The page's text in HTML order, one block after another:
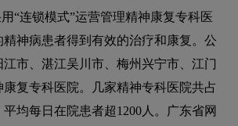
“连锁模式”运营管理精神康复专科医
精神病患者得到有效的治疗和康复。公
市、湛江吴川市、梅州兴宁市、江门
复专科医院。几家精神专科医院共占
均每日在院患者超1200人。广东省网